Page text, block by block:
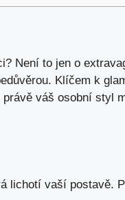
Není to jen o
Klíčem k
váš osobní styl
lichotí vaší postavě.